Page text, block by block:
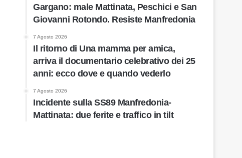
Gargano: male Mattinata, Peschici e San
Giovanni Rotondo. Resiste Manfredonia
7 Agosto 2026
Il ritorno di Una mamma per amica,
arriva il documentario celebrativo dei 25
anni: ecco dove e quando vederlo
7 Agosto 2026
Incidente sulla SS89 Manfredonia-
Mattinata: due ferite e traffico in tilt